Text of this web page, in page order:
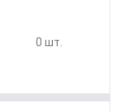
0 шт.